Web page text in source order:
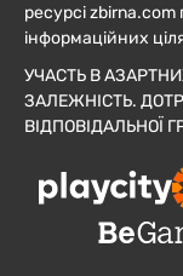
ресурсі
інформаційних
УЧАСТЬ В
ЗАЛЕЖНІСТЬ.
ВІДПОВІДАЛЬНОЇ